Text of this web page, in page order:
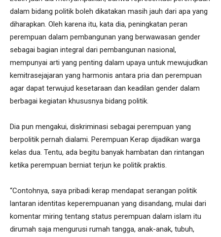
dalam bidang politik boleh dikatakan masih jauh dari apa yang
diharapkan. Oleh karena itu, kata dia, peningkatan peran
perempuan dalam pembangunan yang berwawasan gender
sebagai bagian integral dari pembangunan nasional,
mempunyai arti yang penting dalam upaya untuk mewujudkan
kemitrasejajaran yang harmonis antara pria dan perempuan
agar dapat terwujud kesetaraan dan keadilan gender dalam
berbagai kegiatan khususnya bidang politik.
Dia pun mengakui, diskriminasi sebagai perempuan yang
berpolitik pernah dialami. Perempuan Kerap dijadikan warga
kelas dua. Tentu, ada begitu banyak hambatan dan rintangan
ketika perempuan berniat terjun ke politik praktis.
“Contohnya, saya pribadi kerap mendapat serangan politik
lantaran identitas keperempuanan yang disandang, mulai dari
komentar miring tentang status perempuan dalam islam itu
dirumah saja mengurusi rumah tangga, anak-anak, tubuh,